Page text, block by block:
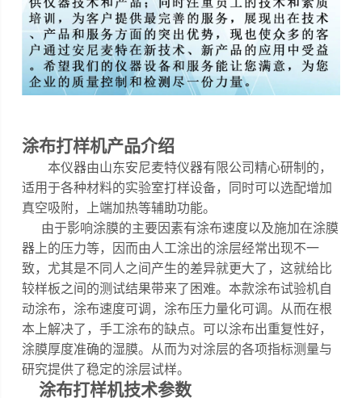
涂布打样机产品介绍
本仪器由山东安尼麦特仪器有限公司精心研制的，
适用于各种材料的实验室打样设备，同时可以选配增加
真空吸附，上端加热等辅助功能。
由于影响涂膜的主要因素有涂布速度以及施加在涂膜
器上的压力等，因而由人工涂出的涂层经常出现不一
致，尤其是不同人之间产生的差异就更大了，这就给比
较样板之间的测试结果带来了困难。本款涂布试验机自
动涂布，涂布速度可调，涂布压力量化可调。 从而在根
本上解决了，手工涂布的缺点。可以涂布出重复性好，
涂膜厚度准确的湿膜。从而为对涂层的各项指标测量与
研究提供了稳定的涂层试样。
涂布打样机技术参数